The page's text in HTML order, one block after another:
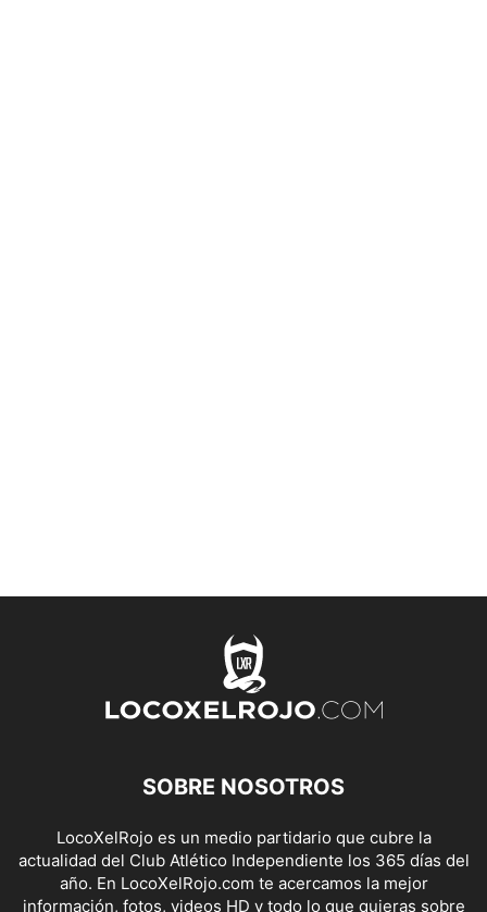
SOBRE NOSOTROS
LocoXelRojo es un medio partidario que cubre la
actualidad del Club Atlético Independiente los 365 días del
año. En LocoXelRojo.com te acercamos la mejor
información, fotos, videos HD y todo lo que quieras sobre